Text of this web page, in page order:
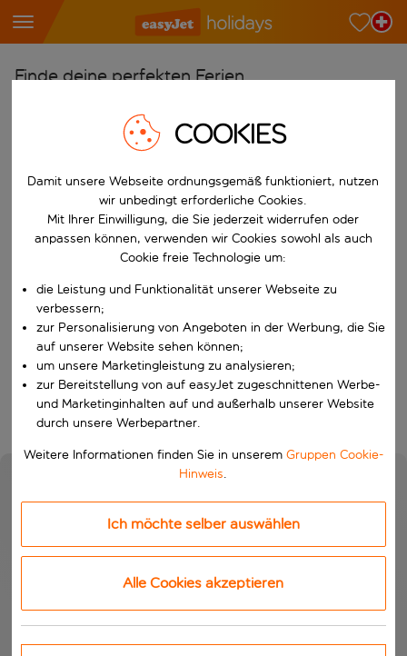
Finde deine perfekten Ferien
Wähle deine Flughäfen
Beginne mit der Eingabe für die automatische
Reiseziele finden
Nach
W&auml;hle ein Ab- und R&uuml;ckflugdatum aus.
Wähle deine Reisedaten
Wann
Wer
Suchen
COOKIES
Damit unsere Webseite ordnungsgemäß funktioniert, nutzen
wir unbedingt erforderliche Cookies.
Mit Ihrer Einwilligung, die Sie jederzeit widerrufen oder
anpassen können, verwenden wir Cookies sowohl als auch
Cookie freie Technologie um:
die Leistung und Funktionalität unserer Webseite zu
verbessern;
zur Personalisierung von Angeboten in der Werbung, die Sie
auf unserer Website sehen können;
um unsere Marketingleistung zu analysieren;
zur Bereitstellung von auf easyJet zugeschnittenen Werbe-
und Marketinginhalten auf und außerhalb unserer Website
durch unsere Werbepartner.
Weitere Informationen finden Sie in unserem Gruppen Cookie-
Hinweis.
Ich möchte selber auswählen
Alle Cookies akzeptieren